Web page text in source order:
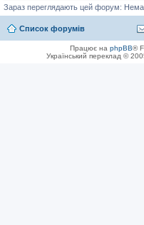
Зараз переглядають цей форум:
Список форумів
Працює на phpBB®
Український переклад ©